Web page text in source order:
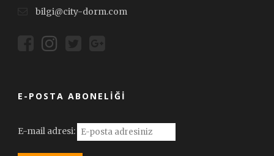
bilgi@city-dorm.com
E-POSTA ABONELIĞI
E-mail adresi: